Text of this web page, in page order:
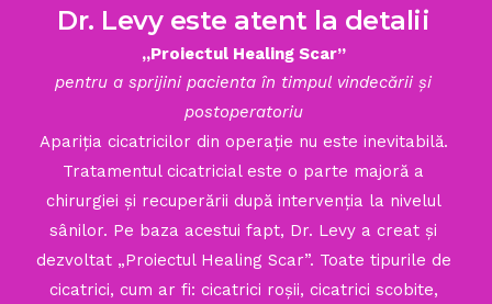
Dr. Levy este atent la detalii
„Proiectul Healing Scar”
pentru a sprijini pacienta în timpul vindecării și
postoperatoriu
Apariția cicatricilor din operație nu este inevitabilă.
Tratamentul cicatricial este o parte majoră a
chirurgiei și recuperării după intervenția la nivelul
sânilor. Pe baza acestui fapt, Dr. Levy a creat și
dezvoltat „Proiectul Healing Scar”. Toate tipurile de
cicatrici, cum ar fi: cicatrici roșii, cicatrici scobite,